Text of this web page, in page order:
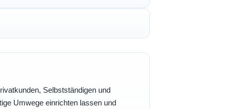
Selbstständigen und
Umwege einrichten lassen und